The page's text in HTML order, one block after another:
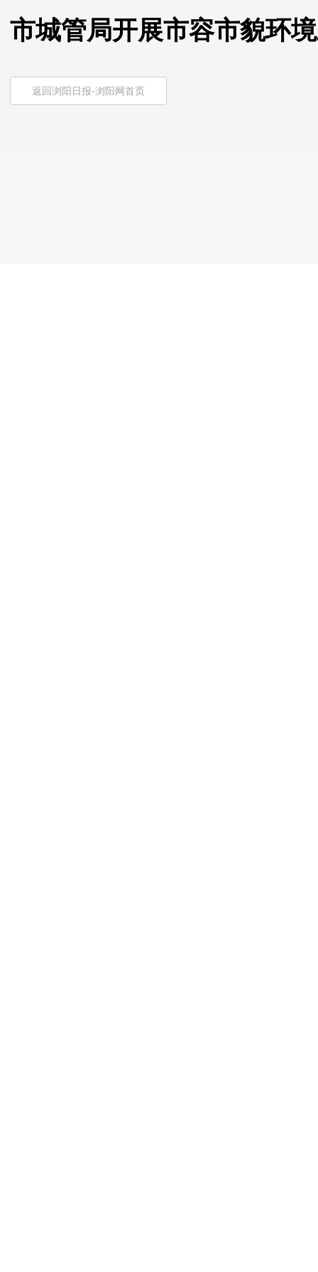
市城管局开展市容市貌环
返回浏阳日报-浏阳网首页